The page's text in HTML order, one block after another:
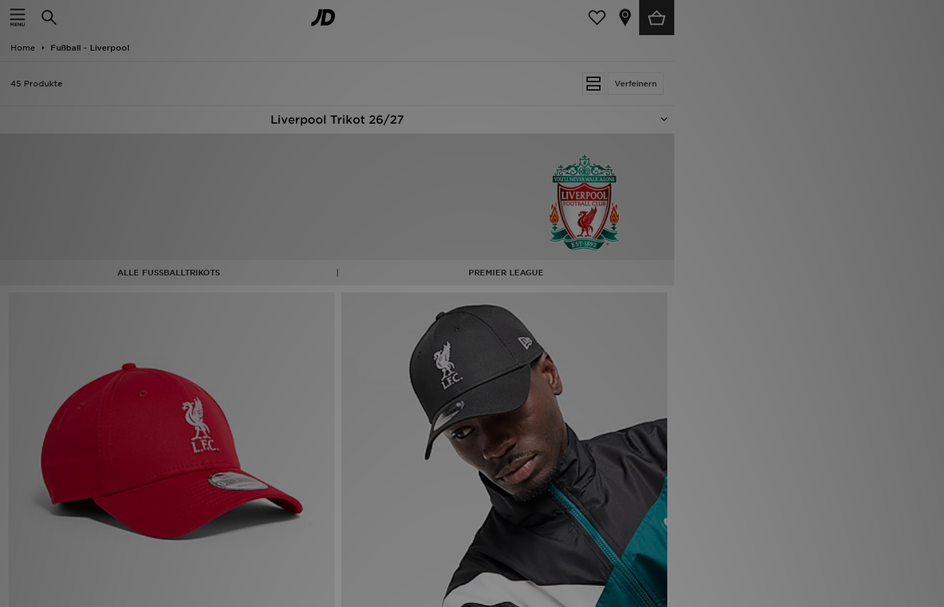
Home Fußball - Liverpool
Verfeinern
45 Produkte
Liverpool Trikot 26/27
ALLE FUSSBALLTRIKOTS PREMIER LEAGUE
ANGEBOTE
Herren
Hilfe & Kontakt
Geschenkgutschein
Studenten